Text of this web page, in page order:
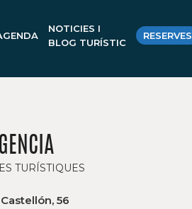
NOTICIES I
BLOG TURÍSTIC
RESERVES
TURÍSTIQUES
56